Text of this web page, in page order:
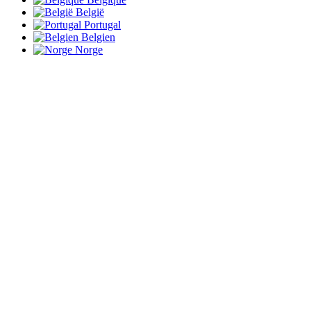
België
Portugal
Belgien
Norge